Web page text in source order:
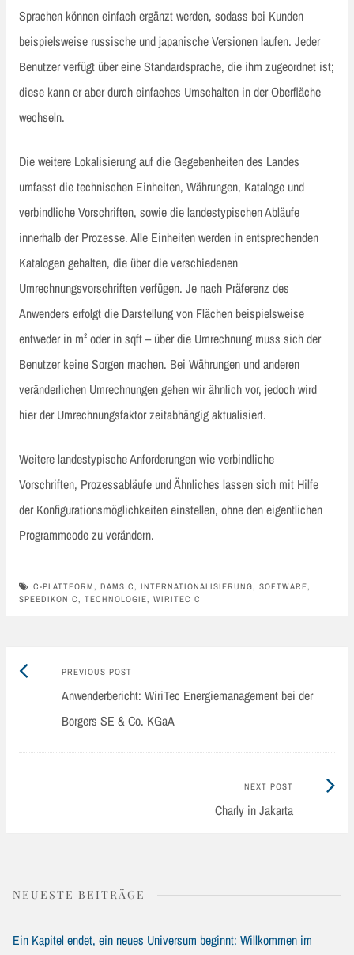
Sprachen können einfach ergänzt werden, sodass bei Kunden
beispielsweise russische und japanische Versionen laufen. Jeder
Benutzer verfügt über eine Standardsprache, die ihm zugeordnet ist;
diese kann er aber durch einfaches Umschalten in der Oberfläche
wechseln.
Die weitere Lokalisierung auf die Gegebenheiten des Landes
umfasst die technischen Einheiten, Währungen, Kataloge und
verbindliche Vorschriften, sowie die landestypischen Abläufe
innerhalb der Prozesse. Alle Einheiten werden in entsprechenden
Katalogen gehalten, die über die verschiedenen
Umrechnungsvorschriften verfügen. Je nach Präferenz des
Anwenders erfolgt die Darstellung von Flächen beispielsweise
entweder in m² oder in sqft – über die Umrechnung muss sich der
Benutzer keine Sorgen machen. Bei Währungen und anderen
veränderlichen Umrechnungen gehen wir ähnlich vor, jedoch wird
hier der Umrechnungsfaktor zeitabhängig aktualisiert.
Weitere landestypische Anforderungen wie verbindliche
Vorschriften, Prozessabläufe und Ähnliches lassen sich mit Hilfe
der Konfigurationsmöglichkeiten einstellen, ohne den eigentlichen
Programmcode zu verändern.
C-PLATTFORM, DAMS C, INTERNATIONALISIERUNG, SOFTWARE,
SPEEDIKON C, TECHNOLOGIE, WIRITEC C
Post
navigation
PREVIOUS POSTPrevious
post:
Anwenderbericht: WiriTec Energiemanagement bei der
Borgers SE & Co. KGaA
NEXT POST
Charly in Jakarta
NEUESTE BEITRÄGE
Ein Kapitel endet, ein neues Universum beginnt: Willkommen im